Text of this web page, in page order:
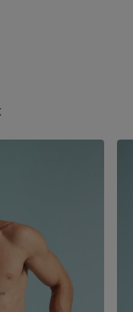
m et porte une taille